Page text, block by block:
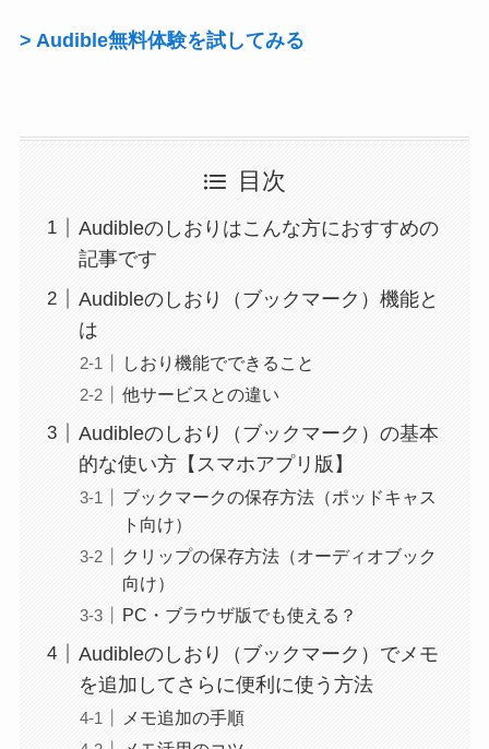
> Audible無料体験を試してみる
目次
Audibleのしおりはこんな方におすすめの
記事です
Audibleのしおり（ブックマーク）機能と
は
しおり機能でできること
他サービスとの違い
Audibleのしおり（ブックマーク）の基本
的な使い方【スマホアプリ版】
ブックマークの保存方法（ポッドキャス
ト向け）
クリップの保存方法（オーディオブック
向け）
PC・ブラウザ版でも使える？
Audibleのしおり（ブックマーク）でメモ
を追加してさらに便利に使う方法
メモ追加の手順